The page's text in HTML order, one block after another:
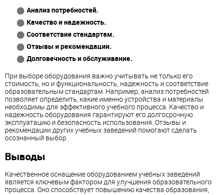
Анализ потребностей.
Качество и надежность.
Соответствие стандартам.
Отзывы и рекомендации.
Долговечность и обслуживание.
При выборе оборудования важно учитывать не только его
стоимость, но и функциональность, надежность и соответствие
образовательным стандартам. Например, анализ потребностей
позволяет определить, какие именно устройства и материалы
необходимы для эффективного учебного процесса. Качество и
надежность оборудования гарантируют его долгосрочную
эксплуатацию и безопасность использования. Отзывы и
рекомендации других учебных заведений помогают сделать
осознанный выбор.
Выводы
Качественное оснащение оборудованием учебных заведений
является ключевым фактором для улучшения образовательного
процесса. Оно способствует повышению качества образования,